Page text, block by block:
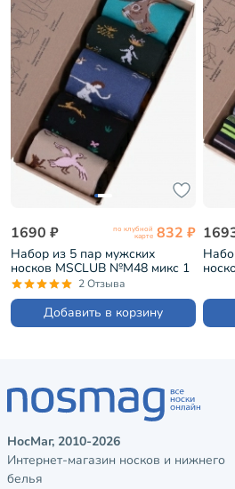
1690 ₽ по клубной
карте 832 ₽
Набор из 5 пар мужских
носков MSCLUB №М48 микс 1
(ВИ5-НМ48)2 Отзыва
Добавить в корзину
НосМаг, 2010-2026
Интернет-магазин носков и нижнего
белья